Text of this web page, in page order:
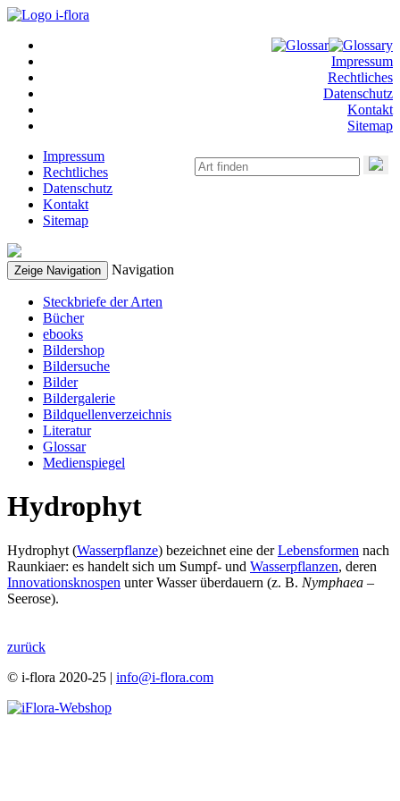
Impressum
Rechtliches
Datenschutz
Kontakt
Sitemap
Impressum
Rechtliches
Datenschutz
Kontakt
Sitemap
Zeige Navigation Navigation
Steckbriefe der Arten
Bücher
ebooks
Bildershop
Bildersuche
Bilder
Bildergalerie
Bildquellenverzeichnis
Literatur
Glossar
Medienspiegel
Hydrophyt
Hydrophyt (Wasserpflanze) bezeichnet eine derLebensformen nach
Raunkiaer: es handelt sich um Sumpf- und Wasserpflanzen, deren
Innovationsknospen unter Wasser überdauern (z. B. Nymphaea –
Seerose).
zurück
© i-flora 2020-25 | info@i-flora.com